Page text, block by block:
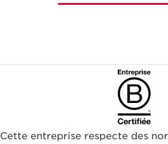
Cette entreprise respecte des